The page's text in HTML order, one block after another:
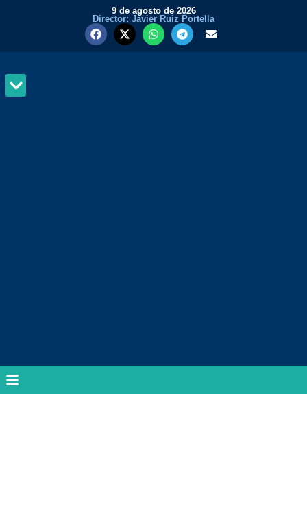
9 de agosto de 2026
Director: Javier Ruiz Portella